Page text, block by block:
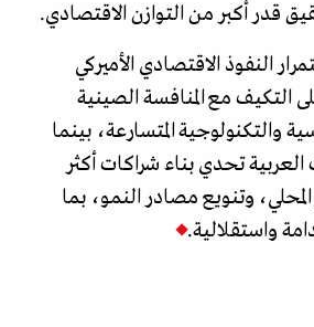
قدر أكبر من التوازن الاقتصادي.
النفوذ الاقتصادي الأميركي
التكيف مع المنافسة الصينية
والتكنولوجية المتسارعة، بينما
العربية تحدي بناء شراكات أكثر
المحلي، وتنويع مصادر النمو، بما
واستقلالية.